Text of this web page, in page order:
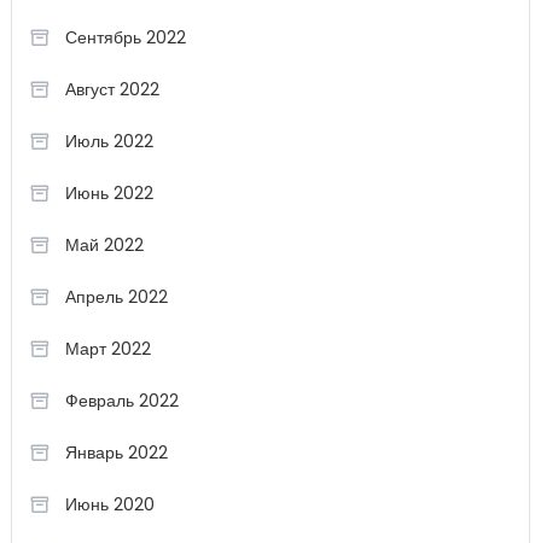
Сентябрь 2022
Август 2022
Июль 2022
Июнь 2022
Май 2022
Апрель 2022
Март 2022
Февраль 2022
Январь 2022
Июнь 2020